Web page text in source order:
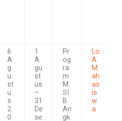
6
A
g
u
st
u
s
2
0
1
A
gu
st
us
–
31
De
se
Pr
og
ra
m
M
SI
B
An
gk
Lo
A
M
ah
as
is
w
a